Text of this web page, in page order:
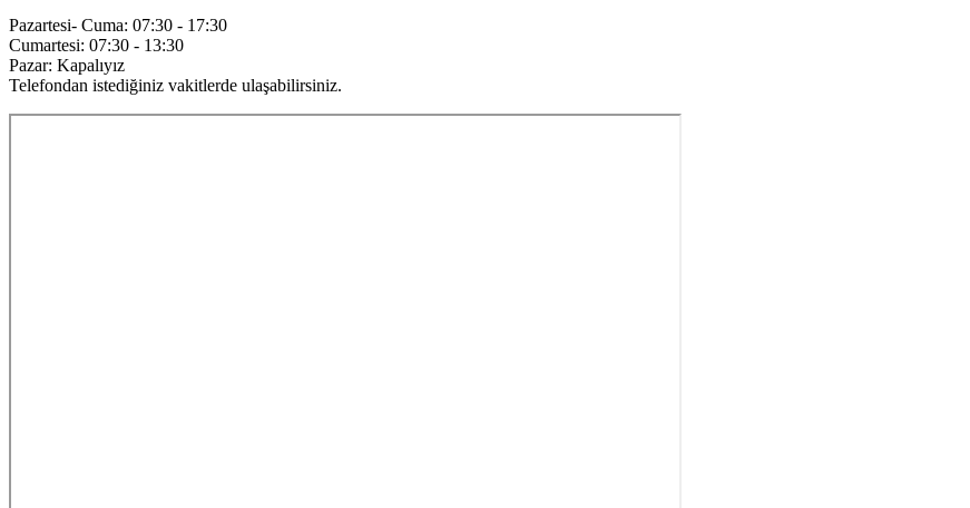
Pazartesi- Cuma: 07:30 - 17:30
Cumartesi: 07:30 - 13:30
Pazar: Kapalıyız
Telefondan istediğiniz vakitlerde ulaşabilirsiniz.